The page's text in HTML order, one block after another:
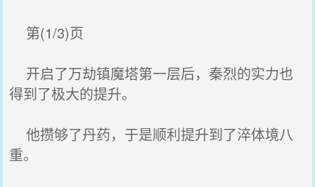
第(1/3)页
开启了万劫镇魔塔第一层后，秦烈的实力也
得到了极大的提升。
他攒够了丹药，于是顺利提升到了淬体境八
重。